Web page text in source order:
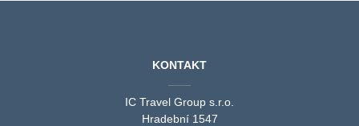
KONTAKT
IC Travel Group s.r.o.
Hradební 1547